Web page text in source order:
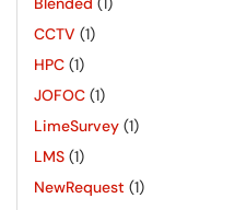
CCTV (1)
HPC (1)
JOFOC (1)
LimeSurvey (1)
LMS (1)
NewRequest (1)